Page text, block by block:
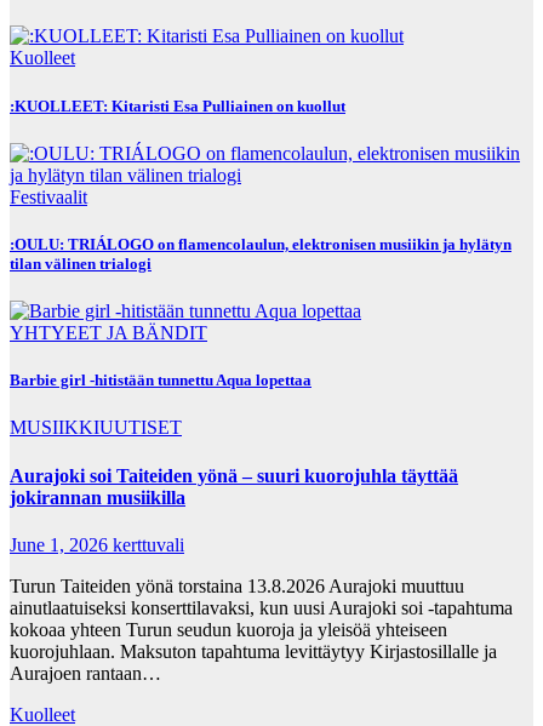
Kuolleet
:KUOLLEET: Kitaristi Esa Pulliainen on kuollut
Festivaalit
:OULU: TRIÁLOGO on flamencolaulun, elektronisen musiikin ja hylätyn
tilan välinen trialogi
YHTYEET JA BÄNDIT
Barbie girl -hitistään tunnettu Aqua lopettaa
MUSIIKKIUUTISET
Aurajoki soi Taiteiden yönä – suuri kuorojuhla täyttää
jokirannan musiikilla
June 1, 2026 kerttuvali
Turun Taiteiden yönä torstaina 13.8.2026 Aurajoki muuttuu
ainutlaatuiseksi konserttilavaksi, kun uusi Aurajoki soi -tapahtuma
kokoaa yhteen Turun seudun kuoroja ja yleisöä yhteiseen
kuorojuhlaan. Maksuton tapahtuma levittäytyy Kirjastosillalle ja
Aurajoen rantaan…
Kuolleet